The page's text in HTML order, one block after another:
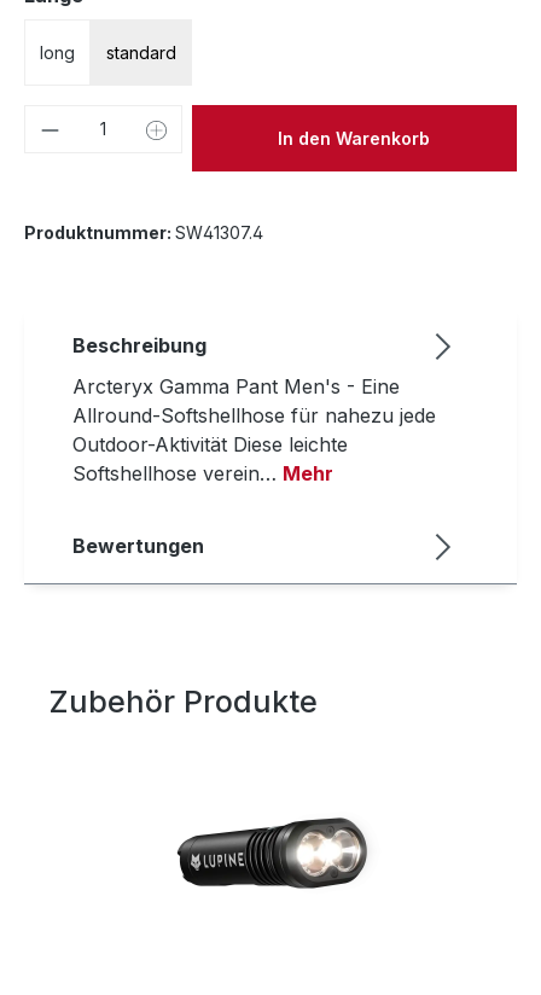
long standard
Produkt Anzahl: Gib denIn den Warenkorb
Produktnummer: SW41307.4
Beschreibung
Arcteryx Gamma Pant Men's - Eine
Allround-Softshellhose für nahezu jede
Outdoor-Aktivität Diese leichte
Softshellhose verein… Mehr
Bewertungen
Produktgalerie überspringen
Zubehör Produkte